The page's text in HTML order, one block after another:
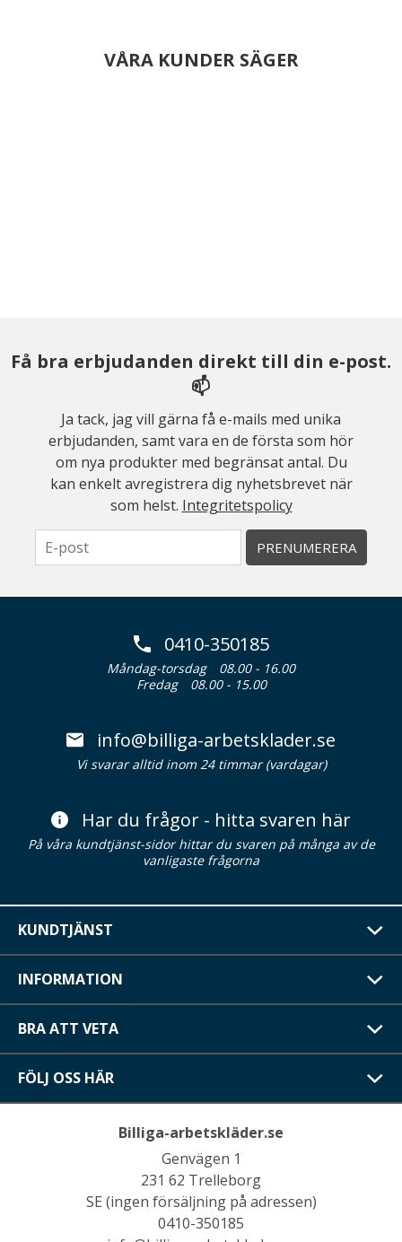
VÅRA KUNDER SÄGER
Få bra erbjudanden direkt till din e-post.
📫
Ja tack, jag vill gärna få e-mails med unika
erbjudanden, samt vara en de första som hör
om nya produkter med begränsat antal. Du
kan enkelt avregistrera dig nyhetsbrevet när
som helst. Integritetspolicy
PRENUMERERA
0410-350185
Måndag-torsdag
08.00 - 16.00
Fredag
08.00 - 15.00
info@billiga-arbetsklader.se
Vi svarar alltid inom 24 timmar (vardagar)
Har du frågor - hitta svaren här
På våra kundtjänst-sidor hittar du svaren på många av de
vanligaste frågorna
KUNDTJÄNST
INFORMATION
BRA ATT VETA
FÖLJ OSS HÄR
Billiga-arbetskläder.se
Genvägen 1
231 62 Trelleborg
SE (ingen försäljning på adressen)
0410-350185